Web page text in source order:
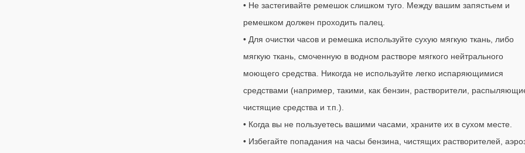
• Не застегивайте ремешок слишком туго. Между вашим запястьем и
ремешком должен проходить палец.
• Для очистки часов и ремешка используйте сухую мягкую ткань, либо
мягкую ткань, смоченную в водном растворе мягкого нейтрального
моющего средства. Никогда не используйте легко испаряющимися
средствами (например, такими, как бензин, растворители,
чистящие средства и т.п.).
• Когда вы не пользуетесь вашими часами, храните их в сухом месте.
• Избегайте попадания на часы бензина, чистящих растворителей,